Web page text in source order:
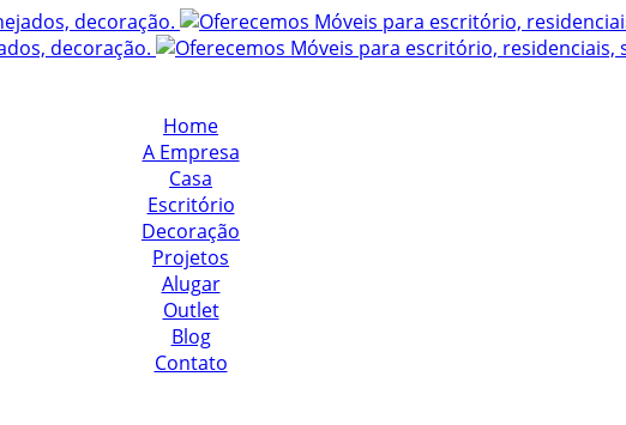
Home
A Empresa
Casa
Escritório
Decoração
Projetos
Alugar
Outlet
Blog
Contato